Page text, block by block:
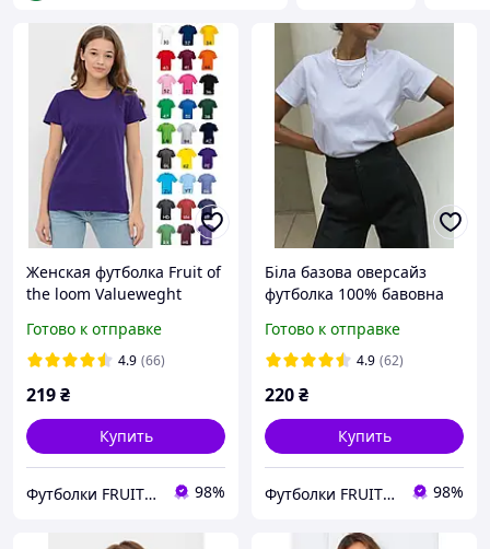
Женская футболка Fruit of
the loom Valueweght
приталенная однотонная
Готово к отправке
4.9 (66)
219₴
Купить
Футболки FRUIT 👕 98%
Біла базова оверсайз
футболка 100% бавовна
Valueweight унісекс
Готово к отправке
4.9 (62)
220₴
Купить
Футболки FRUIT 👕 98%